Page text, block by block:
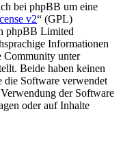
bei phpBB um eine
v2“ (GPL)
phpBB Limited
Informationen
Community unter
Beide haben keinen
die Software verwendet
der Software
oder auf Inhalte